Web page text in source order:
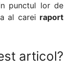
punctul lor de
al carei raport
articol?